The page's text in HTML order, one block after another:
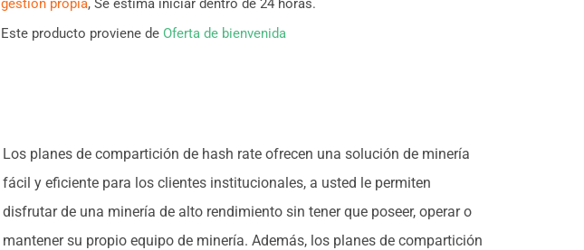
gestión propia, Se estima iniciar dentro de 24 horas.
Este producto proviene de Oferta de bienvenida
Los planes de compartición de hash rate ofrecen una solución de minería
fácil y eficiente para los clientes institucionales, a usted le permiten
disfrutar de una minería de alto rendimiento sin tener que poseer, operar o
mantener su propio equipo de minería. Además, los planes de compartición